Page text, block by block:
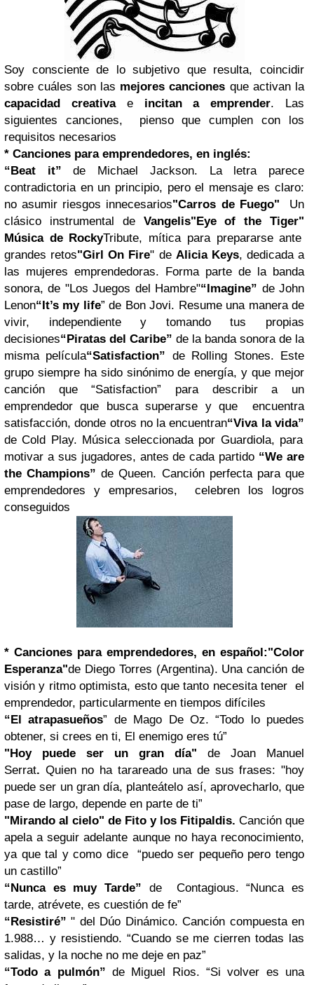
Soy consciente de lo subjetivo que resulta, coincidir
sobre cuáles son las mejores canciones que activan la
capacidad creativae incitan a emprender. Las
siguientes canciones, pienso que cumplen con los
requisitos necesarios
* Canciones para emprendedores, en inglés:
“Beat it” de Michael Jackson. La letra parece
contradictoria en un principio, pero el mensaje es claro:
no asumir riesgos innecesarios"Carros de Fuego" Un
clásico instrumental de Vangelis"Eye of the Tiger"
Música de RockyTribute, mítica para prepararse ante
grandes retos"Girl On Fire" de Alicia Keys, dedicada a
las mujeres emprendedoras. Forma parte de la banda
sonora, de "Los Juegos del Hambre"“Imagine” de John
Lenon“It’s my life” de Bon Jovi. Resume una manera de
vivir, independiente y tomando tus propias
decisiones“Piratas del Caribe” de la banda sonora de la
misma película“Satisfaction” de Rolling Stones. Este
grupo siempre ha sido sinónimo de energía, y que mejor
canción que “Satisfaction” para describir a un
emprendedor que busca superarse y que encuentra
satisfacción, donde otros no la encuentran“Viva la vida”
de Cold Play. Música seleccionada por Guardiola, para
motivar a sus jugadores, antes de cada partido “We are
the Champions” de Queen. Canción perfecta para que
emprendedores y empresarios, celebren los logros
conseguidos
* Canciones para emprendedores, en español:"Color
Esperanza"de Diego Torres (Argentina). Una canción de
visión y ritmo optimista, esto que tanto necesita tener el
emprendedor, particularmente en tiempos difíciles
“El atrapasueños” de Mago De Oz. “Todo lo puedes
obtener, si crees en ti, El enemigo eres tú”
"Hoy puede ser un gran día" de Joan Manuel
Serrat. Quien no ha tarareado una de sus frases: "hoy
puede ser un gran día, planteátelo así, aprovecharlo, que
pase de largo, depende en parte de ti”
"Mirando al cielo" de Fito y los Fitipaldis. Canción que
apela a seguir adelante aunque no haya reconocimiento,
ya que tal y como dice “puedo ser pequeño pero tengo
un castillo”
“Nunca es muy Tarde” de Contagious. “Nunca es
tarde, atrévete, es cuestión de fe”
“Resistiré” " del Dúo Dinámico. Canción compuesta en
1.988… y resistiendo. “Cuando se me cierren todas las
salidas, y la noche no me deje en paz”
“Todo a pulmón” de Miguel Rios. “Si volver es una